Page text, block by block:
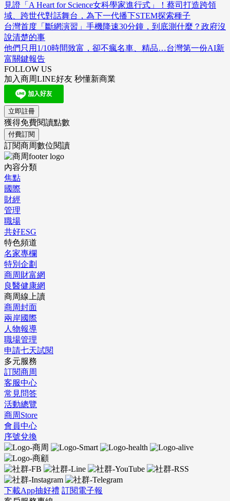
見證「A Heart for Science女科學家進行式」！蔡司打造跨領
域、跨世代對話舞台，為下一代播下STEM探索種子
台灣首度「斷網演習」手機降速30分鐘，到底測什麼？政府沒
說清楚的事
他們只用1/10時間致富，卻不瘋名車、精品…台灣第一份AI新
富關鍵報告
FOLLOW US
加入商周LINE好友 秒懂新商業
立即註冊
獲得免費閱讀點數
付費訂閱
訂閱商周數位閱讀
內容分類
焦點
國際
財經
管理
職場
共好ESG
特色頻道
名家專欄
特別企劃
商周財富網
良醫健康網
商周線上讀
商周封面
兩岸國際
人物報導
職場管理
申請七天試閱
多元服務
訂閱商周
客服中心
常見問答
活動總覽
商周Store
會員中心
序號兌換
下載App抽好禮 訂閱電子報